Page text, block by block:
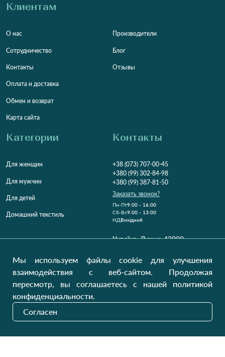
Клиентам
О нас
Сотрудничество
Контакты
Оплата и доставка
Обмен и возврат
Карта сайта
Производители
Блог
Отзывы
Категории
Для женщин
Для мужчин
Для детей
Домашний текстиль
Контакты
+38 (073) 707-00-45
+380 (99) 302-84-98
+380 (99) 387-81-50
Заказать звонок?
Пн-Пт9:00 - 16:00
Cб-Вс9:00 - 13:00
НДВихідний
Україна, Луцьк, 43000
Наши обновления
Мы используем файлы cookie для улучшения
взаимодействия с веб-сайтом. Продолжая
пересмотр, вы соглашаетесь с нашей политикой
конфиденциальности.
Согласен